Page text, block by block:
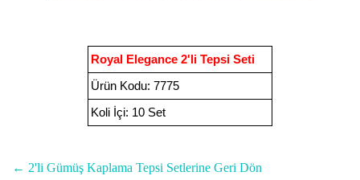
Royal Elegance 2'li Tepsi Seti
Ürün Kodu: 7775
Koli İçi: 10 Set
← 2'li Gümüş Kaplama Tepsi Setlerine Geri Dön